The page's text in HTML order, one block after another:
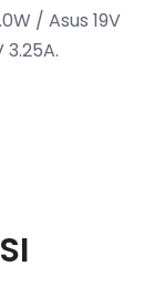
/ Asus 19V